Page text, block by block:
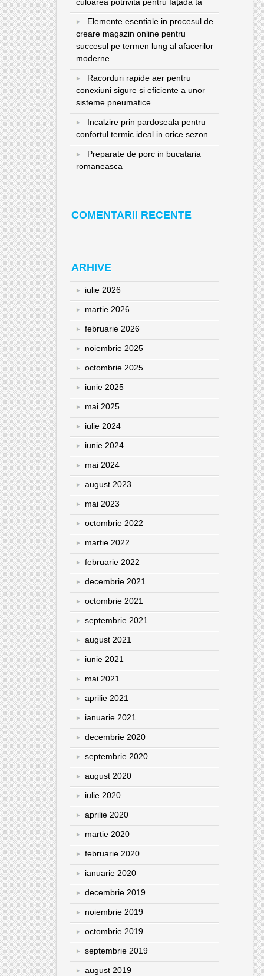
Elemente esentiale in procesul de
creare magazin online pentru
succesul pe termen lung al afacerilor
moderne
Racorduri rapide aer pentru
conexiuni sigure și eficiente a unor
sisteme pneumatice
Incalzire prin pardoseala pentru
confortul termic ideal in orice sezon
Preparate de porc in bucataria
romaneasca
COMENTARII RECENTE
ARHIVE
iulie 2026
martie 2026
februarie 2026
noiembrie 2025
octombrie 2025
iunie 2025
mai 2025
iulie 2024
iunie 2024
mai 2024
august 2023
mai 2023
octombrie 2022
martie 2022
februarie 2022
decembrie 2021
octombrie 2021
septembrie 2021
august 2021
iunie 2021
mai 2021
aprilie 2021
ianuarie 2021
decembrie 2020
septembrie 2020
august 2020
iulie 2020
aprilie 2020
martie 2020
februarie 2020
ianuarie 2020
decembrie 2019
noiembrie 2019
octombrie 2019
septembrie 2019
august 2019